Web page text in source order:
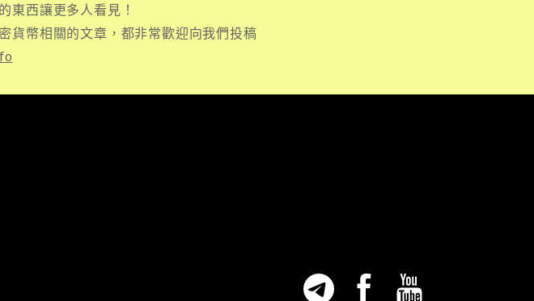
東西讓更多人看見！
貨幣相關的文章，都非常歡迎向我們投稿